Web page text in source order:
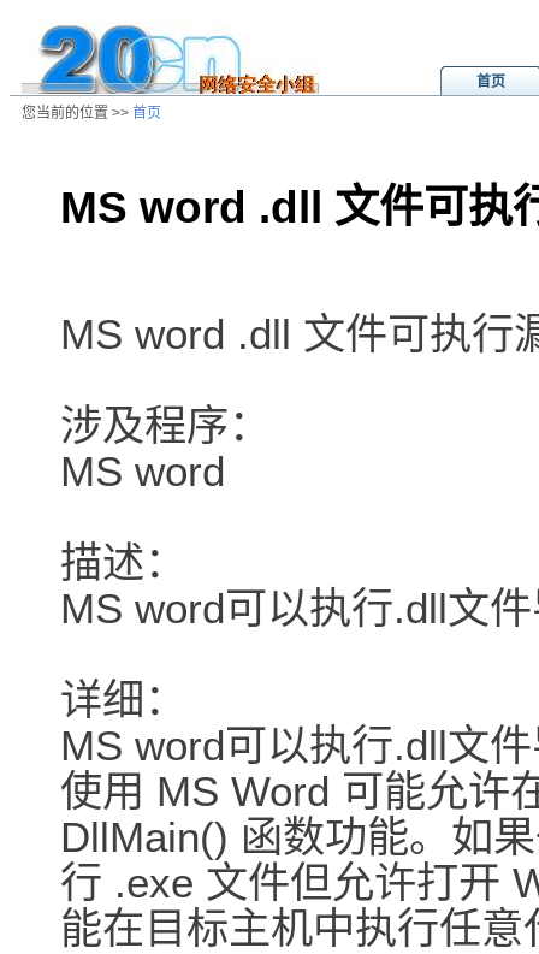
首页
您当前的位置 >> 首页
MS word .dll 文件可执
MS word .dll 文件可执行
涉及程序：
MS word
描述：
MS word可以执行.dll文
详细：
MS word可以执行.dll文
使用 MS Word 可能允许
DllMain() 函数功能。如
行 .exe 文件但允许打开
能在目标主机中执行任意